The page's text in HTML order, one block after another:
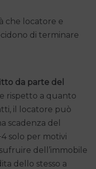
che locatore e
di terminare
da parte del
rispetto a quanto
il locatore può
scadenza del
solo per motivi
dell’immobile
dello stesso a